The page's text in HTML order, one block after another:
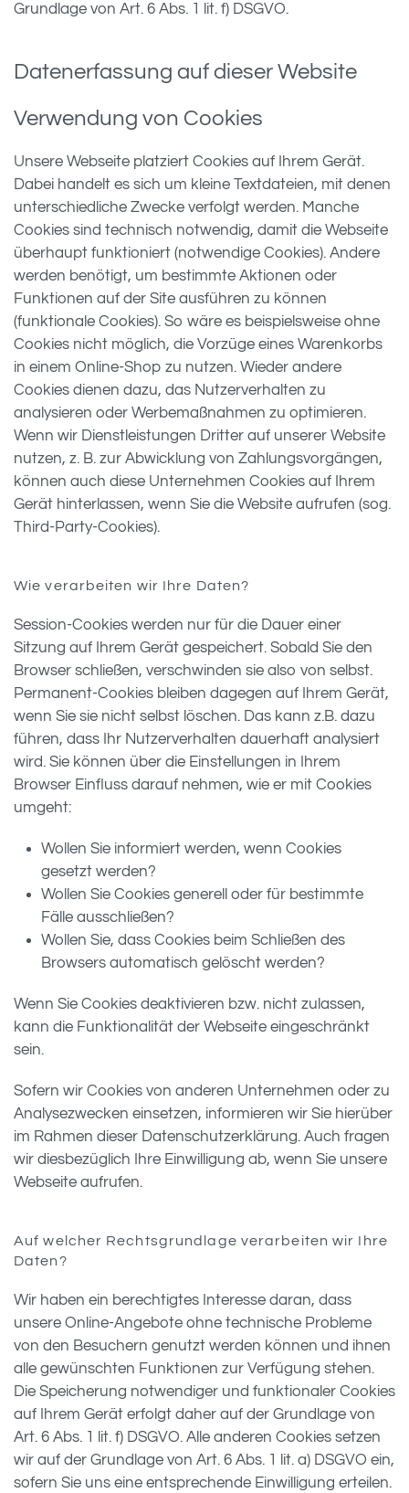
Grundlage von Art. 6 Abs. 1 lit. f) DSGVO.
Datenerfassung auf dieser Website
Verwendung von Cookies
Unsere Webseite platziert Cookies auf Ihrem Gerät.
Dabei handelt es sich um kleine Textdateien, mit denen
unterschiedliche Zwecke verfolgt werden. Manche
Cookies sind technisch notwendig, damit die Webseite
überhaupt funktioniert (notwendige Cookies). Andere
werden benötigt, um bestimmte Aktionen oder
Funktionen auf der Site ausführen zu können
(funktionale Cookies). So wäre es beispielsweise ohne
Cookies nicht möglich, die Vorzüge eines Warenkorbs
in einem Online-Shop zu nutzen. Wieder andere
Cookies dienen dazu, das Nutzerverhalten zu
analysieren oder Werbemaßnahmen zu optimieren.
Wenn wir Dienstleistungen Dritter auf unserer Website
nutzen, z. B. zur Abwicklung von Zahlungsvorgängen,
können auch diese Unternehmen Cookies auf Ihrem
Gerät hinterlassen, wenn Sie die Website aufrufen (sog.
Third-Party-Cookies).
Wie verarbeiten wir Ihre Daten?
Session-Cookies werden nur für die Dauer einer
Sitzung auf Ihrem Gerät gespeichert. Sobald Sie den
Browser schließen, verschwinden sie also von selbst.
Permanent-Cookies bleiben dagegen auf Ihrem Gerät,
wenn Sie sie nicht selbst löschen. Das kann z.B. dazu
führen, dass Ihr Nutzerverhalten dauerhaft analysiert
wird. Sie können über die Einstellungen in Ihrem
Browser Einfluss darauf nehmen, wie er mit Cookies
umgeht:
Wollen Sie informiert werden, wenn Cookies
gesetzt werden?
Wollen Sie Cookies generell oder für bestimmte
Fälle ausschließen?
Wollen Sie, dass Cookies beim Schließen des
Browsers automatisch gelöscht werden?
Wenn Sie Cookies deaktivieren bzw. nicht zulassen,
kann die Funktionalität der Webseite eingeschränkt
sein.
Sofern wir Cookies von anderen Unternehmen oder zu
Analysezwecken einsetzen, informieren wir Sie hierüber
im Rahmen dieser Datenschutzerklärung. Auch fragen
wir diesbezüglich Ihre Einwilligung ab, wenn Sie unsere
Webseite aufrufen.
Auf welcher Rechtsgrundlage verarbeiten wir Ihre
Daten?
Wir haben ein berechtigtes Interesse daran, dass
unsere Online-Angebote ohne technische Probleme
von den Besuchern genutzt werden können und ihnen
alle gewünschten Funktionen zur Verfügung stehen.
Die Speicherung notwendiger und funktionaler Cookies
auf Ihrem Gerät erfolgt daher auf der Grundlage von
Art. 6 Abs. 1 lit. f) DSGVO. Alle anderen Cookies setzen
wir auf der Grundlage von Art. 6 Abs. 1 lit. a) DSGVO ein,
sofern Sie uns eine entsprechende Einwilligung erteilen.